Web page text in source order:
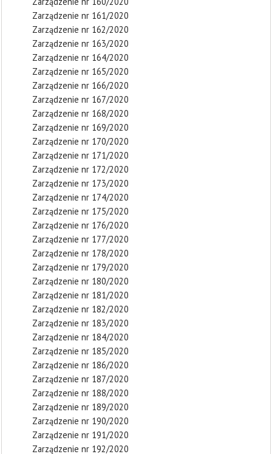
Zarządzenie nr 161/2020
Zarządzenie nr 162/2020
Zarządzenie nr 163/2020
Zarządzenie nr 164/2020
Zarządzenie nr 165/2020
Zarządzenie nr 166/2020
Zarządzenie nr 167/2020
Zarządzenie nr 168/2020
Zarządzenie nr 169/2020
Zarządzenie nr 170/2020
Zarządzenie nr 171/2020
Zarządzenie nr 172/2020
Zarządzenie nr 173/2020
Zarządzenie nr 174/2020
Zarządzenie nr 175/2020
Zarządzenie nr 176/2020
Zarządzenie nr 177/2020
Zarządzenie nr 178/2020
Zarządzenie nr 179/2020
Zarządzenie nr 180/2020
Zarządzenie nr 181/2020
Zarządzenie nr 182/2020
Zarządzenie nr 183/2020
Zarządzenie nr 184/2020
Zarządzenie nr 185/2020
Zarządzenie nr 186/2020
Zarządzenie nr 187/2020
Zarządzenie nr 188/2020
Zarządzenie nr 189/2020
Zarządzenie nr 190/2020
Zarządzenie nr 191/2020
Zarządzenie nr 192/2020